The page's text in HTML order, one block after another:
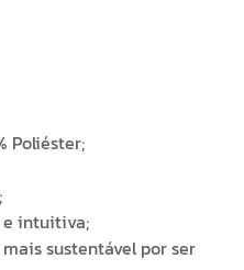
Poliéster;
e intuitiva;
sustentável por ser